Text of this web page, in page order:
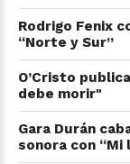
Rodrigo Fenix
“Norte y Sur”
O’Cristo
debe morir"
Gara Durán
sonora con